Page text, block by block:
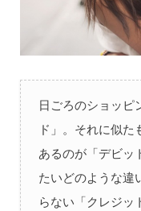
日ごろのショッピ
ド」。それに似
あるのが「デビッ
たいどのような違
らない「クレジッ